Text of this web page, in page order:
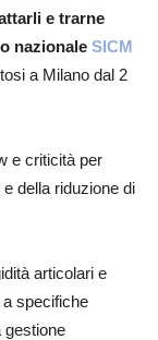
e trarne
nazionale SICM
a Milano dal 2
e criticità per
della riduzione di
articolari e
specifiche
gestione